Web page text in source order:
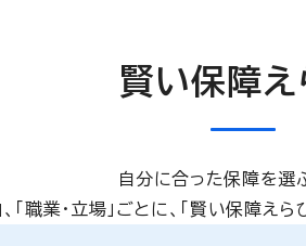
賢い保障え
自分に合った保障を選
、「職業・立場」ごとに、「賢い保障